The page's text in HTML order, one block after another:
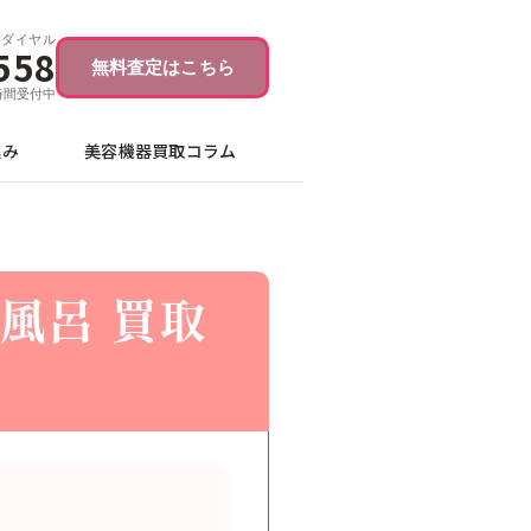
イヤル
間受付中
無料査定はこちら
美容機器買取コラム
呂 買取